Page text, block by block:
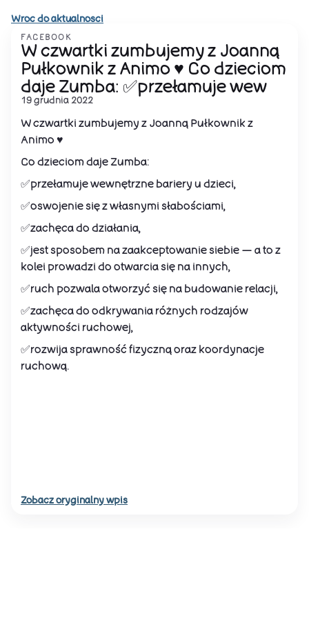
Wroc do aktualnosci
FACEBOOK
W czwartki zumbujemy z Joanną
Pułkownik z Animo ♥️ Co dzieciom
daje Zumba: ✅przełamuje wew
19 grudnia 2022
W czwartki zumbujemy z Joanną Pułkownik z
Animo ♥️
Co dzieciom daje Zumba:
✅przełamuje wewnętrzne bariery u dzieci,
✅oswojenie się z własnymi słabościami,
✅zachęca do działania,
✅jest sposobem na zaakceptowanie siebie — a to z
kolei prowadzi do otwarcia się na innych,
✅ruch pozwala otworzyć się na budowanie relacji,
✅zachęca do odkrywania różnych rodzajów
aktywności ruchowej,
✅rozwija sprawność fizyczną oraz koordynacje
ruchową.
Zobacz oryginalny wpis